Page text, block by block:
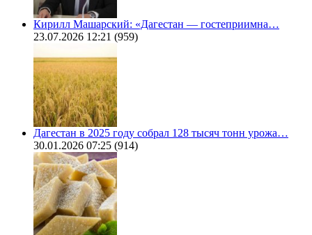
Кирилл Машарский: «Дагестан — гостеприимна…
23.07.2026 12:21 (959)
Дагестан в 2025 году собрал 128 тысяч тонн урожа…
30.01.2026 07:25 (914)